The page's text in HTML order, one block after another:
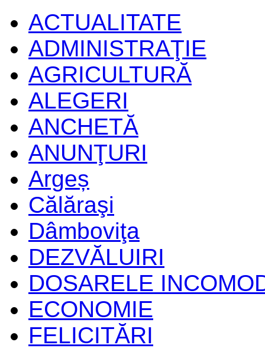
ACTUALITATE
ADMINISTRAŢIE
AGRICULTURĂ
ALEGERI
ANCHETĂ
ANUNŢURI
Argeș
Călăraşi
Dâmboviţa
DEZVĂLUIRI
DOSARELE
ECONOMIE
FELICITĂRI